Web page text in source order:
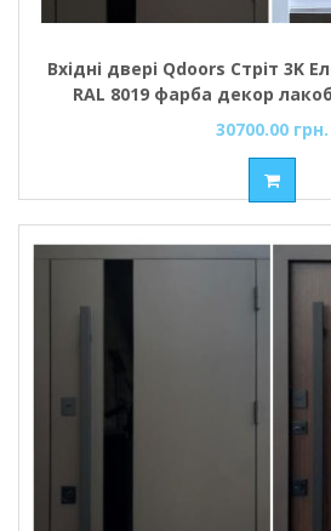
Вхідні двері Qdoors Стріт 3K
RAL 8019 фарба декор
шагрень (Vinorit
30700.00 грн.